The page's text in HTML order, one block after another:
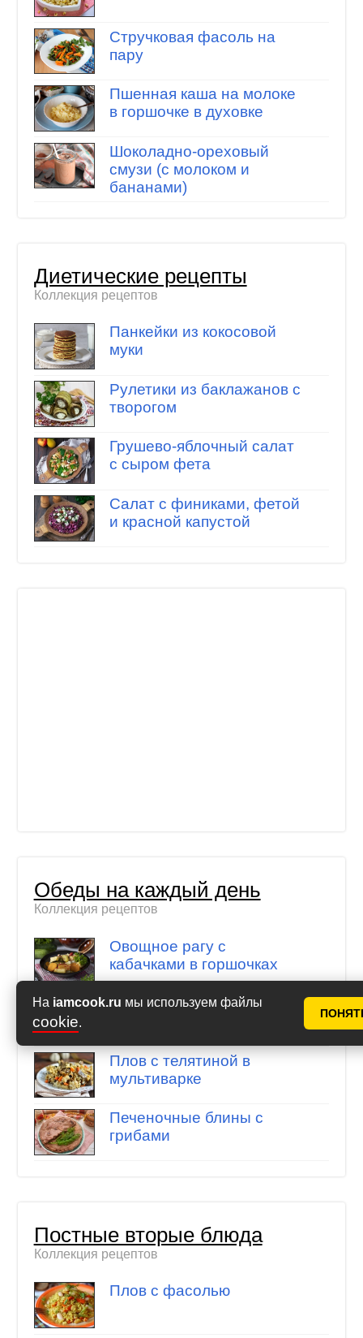
На iamcook.ru мы используем файлы
cookie.
Стручковая фасоль на
пару
Пшенная каша на молоке
в горшочке в духовке
Шоколадно-ореховый
смузи (с молоком и
бананами)
Диетические рецепты
Коллекция рецептов
Панкейки из кокосовой
муки
Рулетики из баклажанов с
творогом
Грушево-яблочный салат
с сыром фета
Салат с финиками, фетой
и красной капустой
Обеды на каждый день
Коллекция рецептов
Овощное рагу с
кабачками в горшочках
Голубцы с говядиной на
Плов с телятиной в
мультиварке
Печеночные блины с
грибами
Постные вторые блюда
Коллекция рецептов
Плов с фасолью